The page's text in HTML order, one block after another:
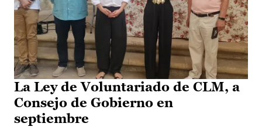
La Ley de Voluntariado de CLM, a
Consejo de Gobierno en
septiembre